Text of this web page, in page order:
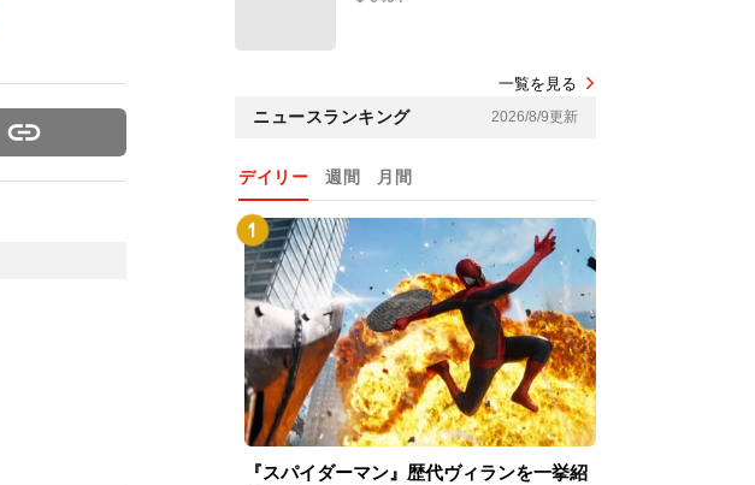
一覧を見る
ニュースランキング 2026/8/9更新
デイリー 週間 月間
『スパイダーマン』歴代ヴィランを一挙紹